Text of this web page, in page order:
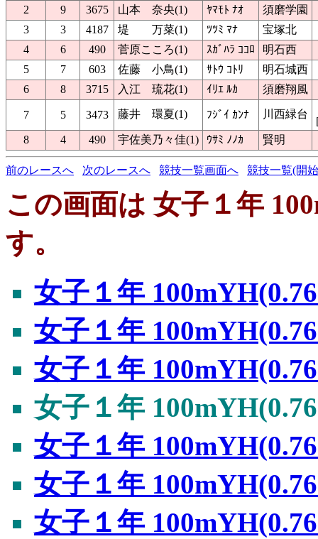
2
9 3675 山本 奈央(1) ﾔﾏﾓﾄ ﾅｵ
須磨学園
3
3 4187 堤 万菜(1) ﾂﾂﾐ ﾏﾅ
宝塚北
4
6 490 菅原こころ(1) ｽｶﾞﾊﾗ ｺｺﾛ
明石西
5
7 603 佐藤 小鳥(1) ｻﾄｳ ｺﾄﾘ
明石城西
6
8 3715 入江 琉花(1) ｲﾘｴ ﾙｶ 須磨翔風
7 5 3473 藤井 環夏(1) ﾌｼﾞｲ ｶﾝﾅ 川西緑台
8
4 490 宇佐美乃々佳(1) ｳｻﾐ ﾉﾉｶ 賢明
前のレースへ 次のレースへ 競技一覧画面へ 競技一覧(開
この画面は 女子１年
す。
女子１年
女子１年
女子１年
女子１年
女子１年
女子１年
女子１年